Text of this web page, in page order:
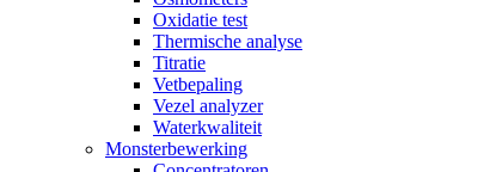
Oxidatie test
Thermische analyse
Titratie
Vetbepaling
Vezel analyzer
Waterkwaliteit
Monsterbewerking